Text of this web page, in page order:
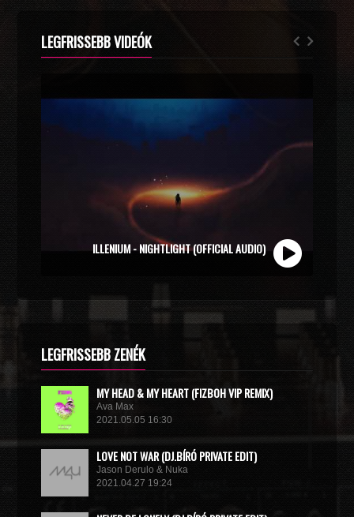
LEGFRISSEBB VIDEÓK
ILLENIUM - NIGHTLIGHT (OFFICIAL AUDIO)
LEGFRISSEBB ZENÉK
MY HEAD & MY HEART (FIZBOH VIP REMIX)
Ava Max
2021.05.05 16:30
LOVE NOT WAR (DJ.BÍRÓ PRIVATE EDIT)
Jason Derulo & Nuka
2021.04.27 19:24